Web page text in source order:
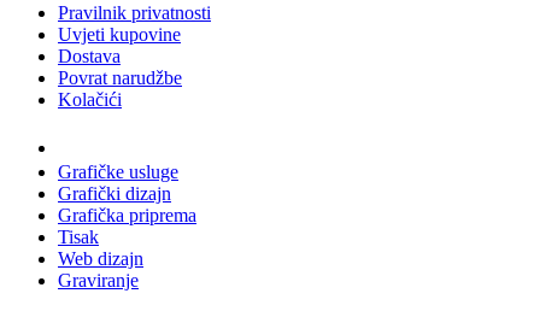
Pravilnik privatnosti
Uvjeti kupovine
Dostava
Povrat narudžbe
Kolačići
Grafičke usluge
Grafički dizajn
Grafička priprema
Tisak
Web dizajn
Graviranje